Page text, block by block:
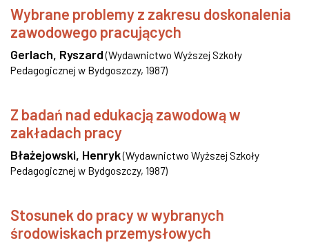
Wybrane problemy z zakresu doskonalenia
zawodowego pracujących
Gerlach, Ryszard (Wydawnictwo Wyższej Szkoły
Pedagogicznej w Bydgoszczy, 1987)
Z badań nad edukacją zawodową w
zakładach pracy
Błażejowski, Henryk(Wydawnictwo Wyższej Szkoły
Pedagogicznej w Bydgoszczy, 1987)
Stosunek do pracy w wybranych
środowiskach przemysłowych